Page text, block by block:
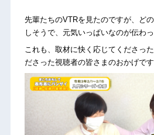
先輩たちのVTRを見たのですが、ど
しそうで、元気いっぱいなのが伝わ
これも、取材に快く応じてくださっ
ださった視聴者の皆さまのおかげです